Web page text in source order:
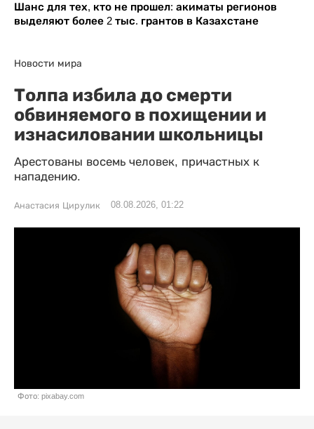
Шанс для тех, кто не прошел: акиматы регионов
выделяют более 2 тыс. грантов в Казахстане
Новости мира
Толпа избила до смерти
обвиняемого в похищении и
изнасиловании школьницы
Арестованы восемь человек, причастных к
нападению.
Анастасия Цирулик 08.08.2026, 01:22
Фото: pixabay.com